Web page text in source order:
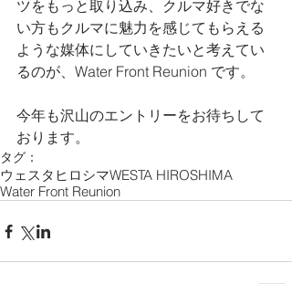
ツをもっと取り込み、クルマ好きでな
い方もクルマに魅力を感じてもらえる
ような媒体にしていきたいと考えてい
るのが、Water Front Reunion です。
今年も沢山のエントリーをお待ちして
おります。
タグ：
ウェスタヒロシマWESTA HIROSHIMA
Water Front Reunion